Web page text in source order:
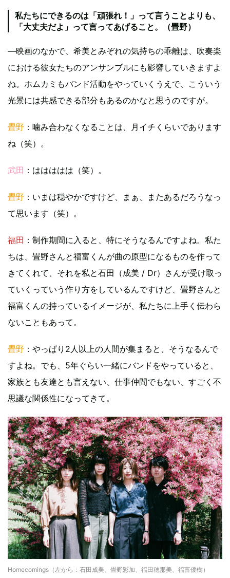
私たちにできるのは「頑張れ！」って言うことよりも、
「大丈夫だよ」って言ってあげること。（畳野）
—映画のなかで、希美とみぞれの気持ちの乖離は、吹奏楽
における彼女たちのアンサンブルにも影響していきますよ
ね。ホムカミもバンド活動をやっていくうえで、こういう
光景には共感できる部分もあるのかなと思うのですが。
畳野 ：噛み合わなくなることは、月イチくらいであります
ね（笑）。
武田 ：ははははは（笑）。
畳野 ：いまは穏やかですけど、まぁ、またあるだろうなっ
て思います（笑）。
福田 ：制作期間に入ると、特にそうなるんですよね。私た
ちは、畳野さんと福富くんが曲の原型になるものを作って
きてくれて、それを私と石田（成美 / Dr）さんが受け取っ
ていくっていう作り方をしているんですけど、畳野さんと
福富くんの持っているイメージが、私たちに上手く伝わら
ないこともあって。
畳野 ：やっぱり2人以上の人間が集まると、そうなるんで
すよね。でも、5年ぐらい一緒にバンドをやっていると、
家族とも友達とも言えない、仕事仲間でもない、すごく不
思議な関係性になってきて。
Homecomings（左から：石田成美、畳野彩加、福田穂那美、福富優樹）